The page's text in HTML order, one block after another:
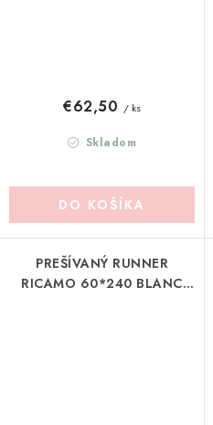
Skladom
€62,50 / ks
DO KOŠÍKA
PREŠÍVANÝ RUNNER
RICAMO 60*240 BLANC